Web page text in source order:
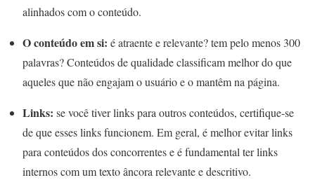
alinhados com o conteúdo.
O conteúdo em si: é atraente e relevante? tem pelo menos 300
palavras? Conteúdos de qualidade classificam melhor do que
aqueles que não engajam o usuário e o mantêm na página.
Links: se você tiver links para outros conteúdos, certifique-se
de que esses links funcionem. Em geral, é melhor evitar links
para conteúdos dos concorrentes e é fundamental ter links
internos com um texto âncora relevante e descritivo.